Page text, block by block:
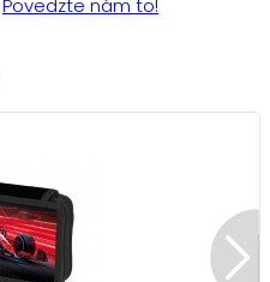
Povedzte nám to!